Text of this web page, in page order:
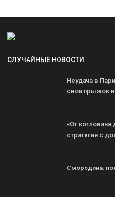
СЛУЧАЙНЫЕ НОВОСТИ
Неудача в
свой прыжок
«От котлована
стратегия с
Смородина: